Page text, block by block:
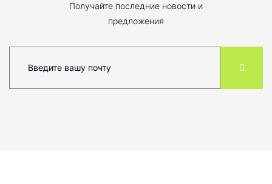
Получайте последние новости и
предложения